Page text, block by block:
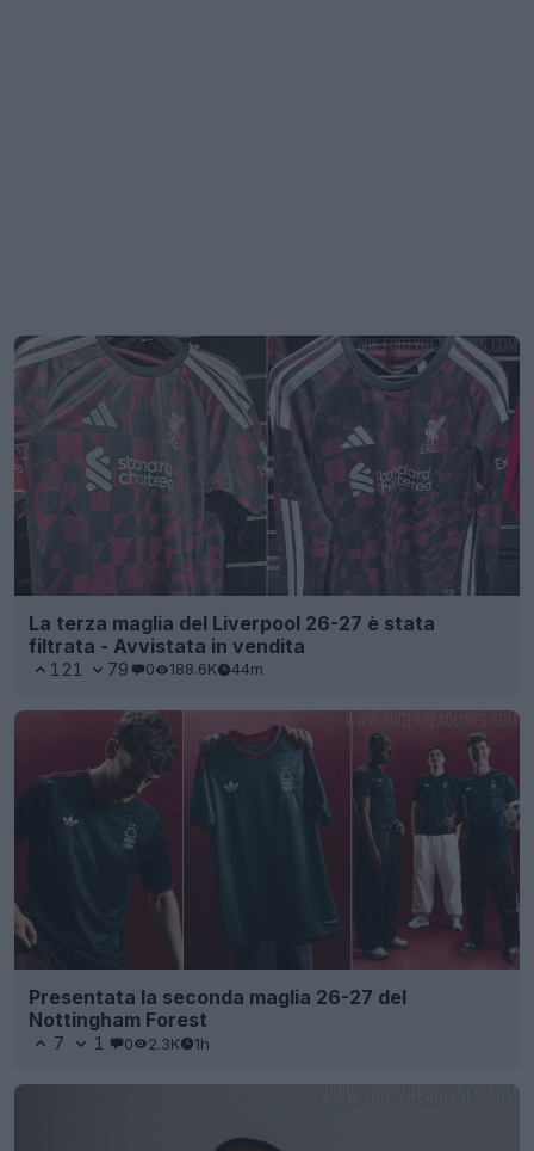
La terza maglia del Liverpool 26-27 è stata
filtrata - Avvistata in vendita
121 79 0 188.6K 44m
Presentata la seconda maglia 26-27 del
Nottingham Forest
7 1 0 2.3K 1h